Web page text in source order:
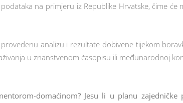
na primjeru iz Republike Hrvatske, čime
analizu i rezultate dobivene tijekom
u znanstvenom časopisu ili međunarodnoj
domaćinom? Jesu li u planu zajedničke